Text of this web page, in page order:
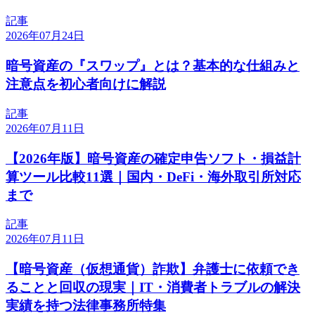
記事
2026年07月24日
暗号資産の『スワップ』とは？基本的な仕組みと
注意点を初心者向けに解説
記事
2026年07月11日
【2026年版】暗号資産の確定申告ソフト・損益計
算ツール比較11選｜国内・DeFi・海外取引所対応
まで
記事
2026年07月11日
【暗号資産（仮想通貨）詐欺】弁護士に依頼でき
ることと回収の現実｜IT・消費者トラブルの解決
実績を持つ法律事務所特集